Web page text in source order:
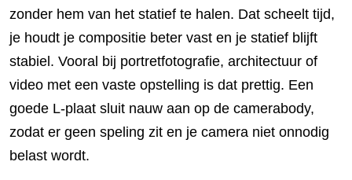
zonder hem van het statief te halen. Dat scheelt tijd,
je houdt je compositie beter vast en je statief blijft
stabiel. Vooral bij portretfotografie, architectuur of
video met een vaste opstelling is dat prettig. Een
goede L-plaat sluit nauw aan op de camerabody,
zodat er geen speling zit en je camera niet onnodig
belast wordt.